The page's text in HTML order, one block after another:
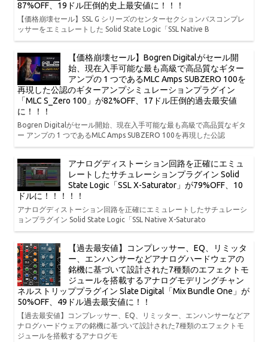
87%OFF、19ドル圧倒的史上最安値に！！！
【価格崩壊セール】SSL G シリーズのセンターセクションバスコンプレ
ッサーをエミュレートした Solid State Logic「SSL Native B
【価格崩壊セール】Bogren Digitalがセール開
始、現在入手可能な最も高級で高品質なギター
アンプの 1 つであるMLC Amps SUBZERO 100を
再現した公認のギターアンプシミュレーションプラグイン
「MLC S_Zero 100」が82%OFF、17ドル圧倒的過去最安値
に！！！
Bogren Digitalがセール開始、現在入手可能な最も高級で高品質なギタ
ー アンプの 1 つであるMLC Amps SUBZERO 100を再現した公認
アナログディストーション回路を正確にエミュ
レートしたサチュレーションプラグイン Solid
State Logic「SSL X-Saturator」が79%OFF、10
ドルに！！！！！
アナログディストーション回路を正確にエミュレートしたサチュレーシ
ョンプラグイン Solid State Logic「SSL Native X-Saturato
【過去最安値】コンプレッサー、EQ、リミッタ
ー、エンハンサーなどアナログハードウェアの
銘機に基づいて設計された7種類のエフェクトモ
ジュールを搭載するアナログモデリングチャン
ネルストリッププラグイン Slate Digital「Mix Bundle One」が
50%OFF、49ドル過去最安値に！！
【過去最安値】コンプレッサー、EQ、リミッター、エンハンサーなどア
ナログハードウェアの銘機に基づいて設計された7種類のエフェクトモ
ジュールを搭載するアナログモ